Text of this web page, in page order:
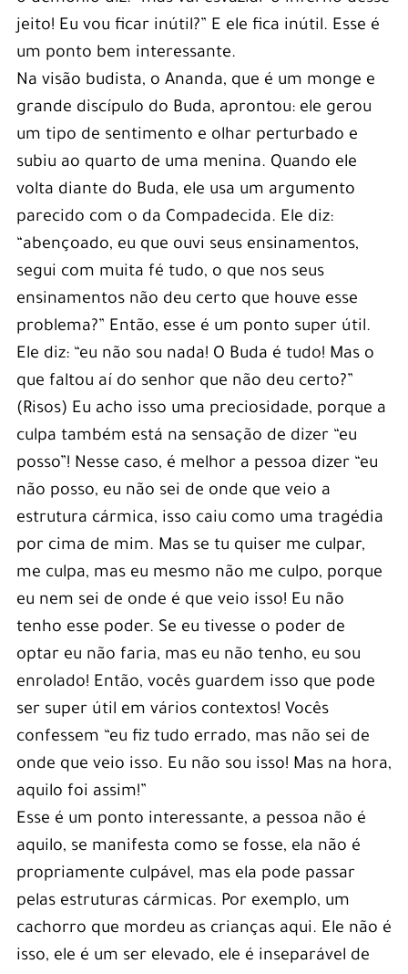
jeito! Eu vou ficar inútil?” E ele fica inútil. Esse é
um ponto bem interessante.
Na visão budista, o Ananda, que é um monge e
grande discípulo do Buda, aprontou: ele gerou
um tipo de sentimento e olhar perturbado e
subiu ao quarto de uma menina. Quando ele
volta diante do Buda, ele usa um argumento
parecido com o da Compadecida. Ele diz:
“abençoado, eu que ouvi seus ensinamentos,
segui com muita fé tudo, o que nos seus
ensinamentos não deu certo que houve esse
problema?” Então, esse é um ponto super útil.
Ele diz: “eu não sou nada! O Buda é tudo! Mas o
que faltou aí do senhor que não deu certo?”
(Risos) Eu acho isso uma preciosidade, porque a
culpa também está na sensação de dizer “eu
posso”! Nesse caso, é melhor a pessoa dizer “eu
não posso, eu não sei de onde que veio a
estrutura cármica, isso caiu como uma tragédia
por cima de mim. Mas se tu quiser me culpar,
me culpa, mas eu mesmo não me culpo, porque
eu nem sei de onde é que veio isso! Eu não
tenho esse poder. Se eu tivesse o poder de
optar eu não faria, mas eu não tenho, eu sou
enrolado! Então, vocês guardem isso que pode
ser super útil em vários contextos! Vocês
confessem “eu fiz tudo errado, mas não sei de
onde que veio isso. Eu não sou isso! Mas na hora,
aquilo foi assim!”
Esse é um ponto interessante, a pessoa não é
aquilo, se manifesta como se fosse, ela não é
propriamente culpável, mas ela pode passar
pelas estruturas cármicas. Por exemplo, um
cachorro que mordeu as crianças aqui. Ele não é
isso, ele é um ser elevado, ele é inseparável de